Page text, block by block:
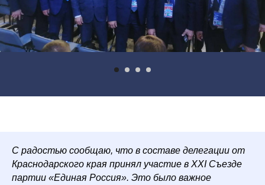
С радостью сообщаю, что в составе делегации от
Краснодарского края принял участие в XXI Съезде
партии «Единая Россия». Это было важное